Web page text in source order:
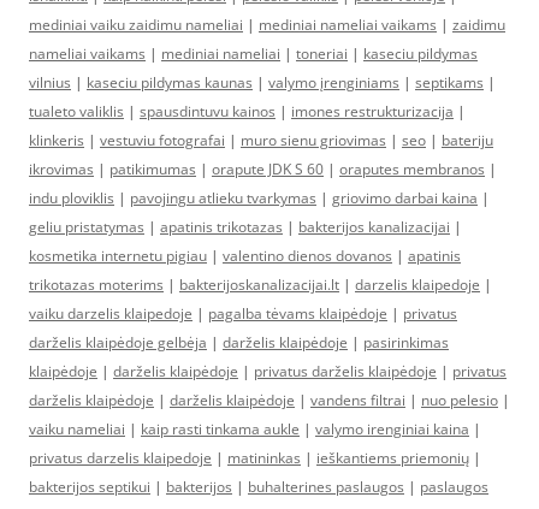
mediniai vaiku zaidimu nameliai | mediniai nameliai vaikams | zaidimu
nameliai vaikams | mediniai nameliai | toneriai | kaseciu pildymas
vilnius | kaseciu pildymas kaunas | valymo įrenginiams | septikams |
tualeto valiklis | spausdintuvu kainos | imones restrukturizacija |
klinkeris | vestuviu fotografai | muro sienu griovimas | seo | bateriju
ikrovimas | patikimumas | orapute JDK S 60 | oraputes membranos |
indu ploviklis | pavojingu atlieku tvarkymas | griovimo darbai kaina |
geliu pristatymas | apatinis trikotazas | bakterijos kanalizacijai |
kosmetika internetu pigiau | valentino dienos dovanos | apatinis
trikotazas moterims | bakterijoskanalizacijai.lt | darzelis klaipedoje |
vaiku darzelis klaipedoje | pagalba tėvams klaipėdoje | privatus
darželis klaipėdoje gelbėja | darželis klaipėdoje | pasirinkimas
klaipėdoje | darželis klaipėdoje | privatus darželis klaipėdoje | privatus
darželis klaipėdoje | darželis klaipėdoje | vandens filtrai | nuo pelesio |
vaiku nameliai | kaip rasti tinkama aukle | valymo irenginiai kaina |
privatus darzelis klaipedoje | matininkas | ieškantiems priemonių |
bakterijos septikui | bakterijos | buhalterines paslaugos | paslaugos